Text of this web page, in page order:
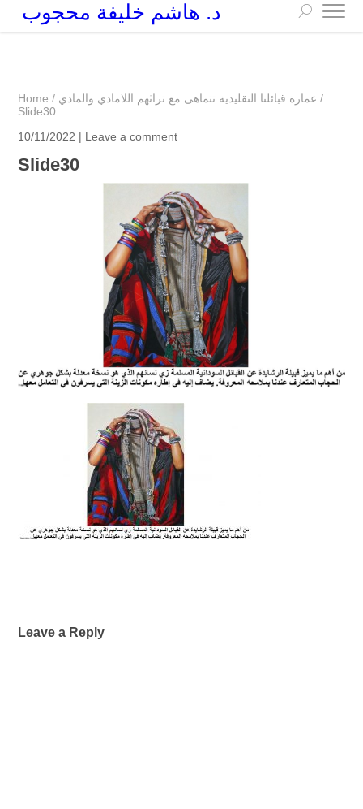
د. هاشم خليفة محجوب
Home / عمارة قبائلنا التقليدية تتماهى مع تراثهم اللامادي والمادي /
Slide30
10/11/2022 | Leave a comment
Slide30
Leave a Reply